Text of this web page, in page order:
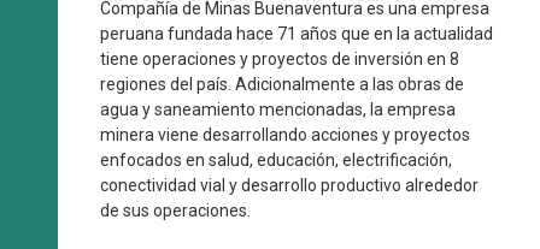
Compañía de Minas Buenaventura es una empresa
peruana fundada hace 71 años que en la actualidad
tiene operaciones y proyectos de inversión en 8
regiones del país. Adicionalmente a las obras de
agua y saneamiento mencionadas, la empresa
minera viene desarrollando acciones y proyectos
enfocados en salud, educación, electrificación,
conectividad vial y desarrollo productivo alrededor
de sus operaciones.